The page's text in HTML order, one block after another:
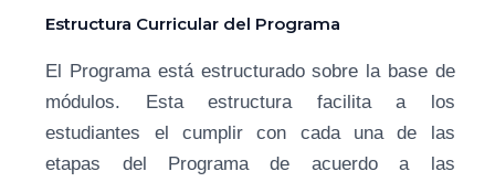
Estructura Curricular del Programa
El Programa está estructurado sobre la base de
módulos. Esta estructura facilita a los
estudiantes el cumplir con cada una de las
etapas del Programa de acuerdo a las